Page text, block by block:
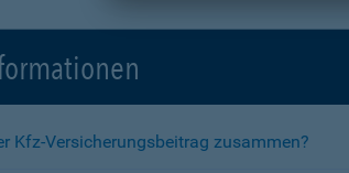
Kfz-Versicherungsbeitrag zusammen?